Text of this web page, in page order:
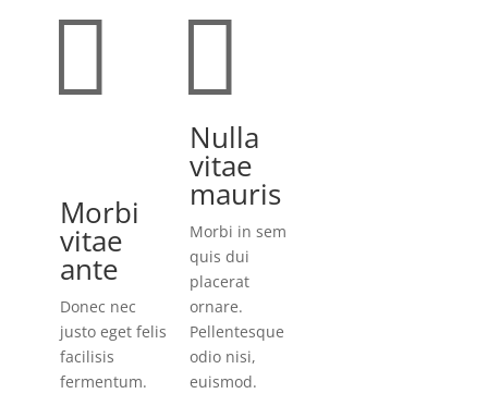

Morbi
vitae
ante
Donec nec
justo eget felis
facilisis
fermentum.

Nulla
vitae
mauris
Morbi in sem
quis dui
placerat
ornare.
Pellentesque
odio nisi,
euismod.